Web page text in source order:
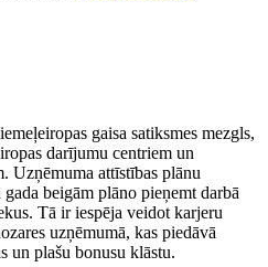
gaisa satiksmes mezgls,
darījumu centriem un
Uzņēmuma attīstības plānu
beigām plāno pieņemt darbā
Tā ir iespēja veidot karjeru
uzņēmumā, kas piedāvā
un plašu bonusu klāstu.